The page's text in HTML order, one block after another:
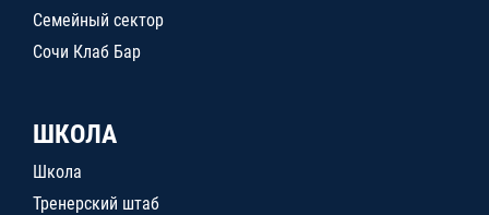
Семейный сектор
Сочи Клаб Бар
ШКОЛА
Школа
Тренерский штаб